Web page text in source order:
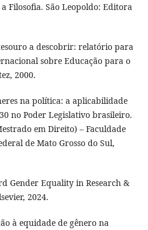
Filosofia. São Leopoldo: Editora
a descobrir: relatório para
sobre Educação para o
2000.
na política: a aplicabilidade
no Poder Legislativo brasileiro.
em Direito) – Faculdade
de Mato Grosso do Sul,
Gender Equality in Research &
2024.
à equidade de gênero na